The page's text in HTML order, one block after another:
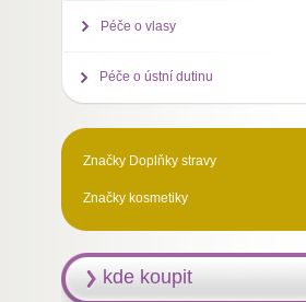
Péče o vlasy
Péče o ústní dutinu
Značky Doplňky stravy
Značky kosmetiky
kde koupit